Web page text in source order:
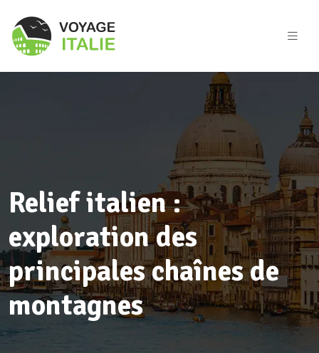
Relief italien :
exploration des
principales chaînes de
montagnes